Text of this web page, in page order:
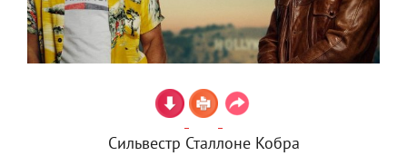
Сильвестр Сталлоне Кобра